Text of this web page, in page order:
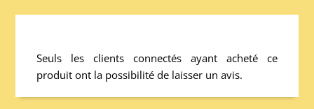
Seuls les clients connectés ayant acheté ce
produit ont la possibilité de laisser un avis.